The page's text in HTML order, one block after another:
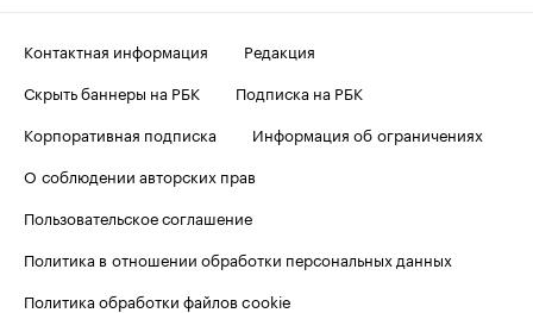
Контактная информация
Редакция
Скрыть баннеры на РБК
Подписка на РБК
Корпоративная подписка
Информация об ограничениях
О соблюдении авторских прав
Пользовательское соглашение
Политика в отношении обработки персональных данных
Политика обработки файлов cookie